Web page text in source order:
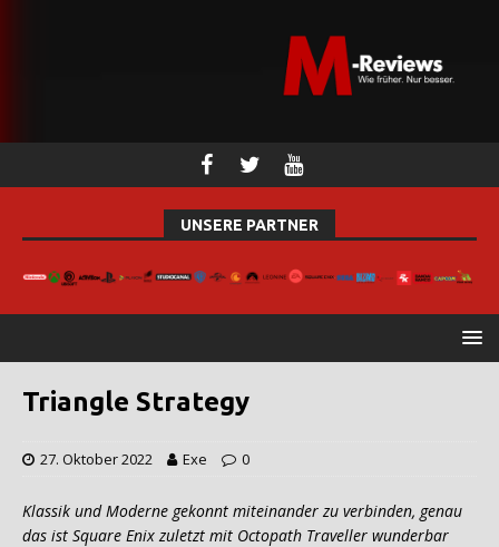
UNSERE PARTNER
Triangle Strategy
27. Oktober 2022 Exe 0
Klassik und Moderne gekonnt miteinander zu verbinden, genau
das ist Square Enix zuletzt mit Octopath Traveller wunderbar